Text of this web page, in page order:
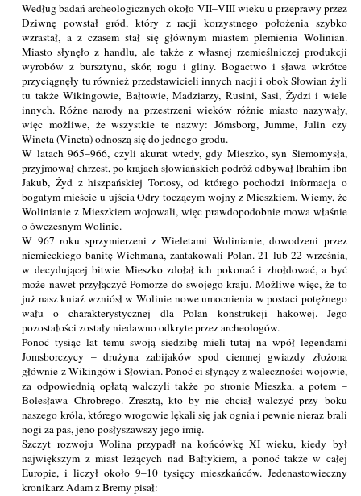
Według badań archeologicznych około VII–VIII wieku u przeprawy przez
Dziwnę powstał gród, który z racji korzystnego położenia szybko
wzrastał, a z czasem stał się głównym miastem plemienia Wolinian.
Miasto słynęło z handlu, ale także z własnej rzemieślniczej produkcji
wyrobów z bursztynu, skór, rogu i gliny. Bogactwo i sława wkrótce
przyciągnęły tu również przedstawicieli innych nacji i obok Słowian żyli
tu także Wikingowie, Bałtowie, Madziarzy, Rusini, Sasi, Żydzi i wiele
innych. Różne narody na przestrzeni wieków różnie miasto nazywały,
więc możliwe, że wszystkie te nazwy: Jómsborg, Jumme, Julin czy
Wineta (Vineta) odnoszą się do jednego grodu.
W latach 965–966, czyli akurat wtedy, gdy Mieszko, syn Siemomysła,
przyjmował chrzest, po krajach słowiańskich podróż odbywał Ibrahim ibn
Jakub, Żyd z hiszpańskiej Tortosy, od którego pochodzi informacja o
bogatym mieście u ujścia Odry toczącym wojny z Mieszkiem. Wiemy, że
Wolinianie z Mieszkiem wojowali, więc prawdopodobnie mowa właśnie
o ówczesnym Wolinie.
W 967 roku sprzymierzeni z Wieletami Wolinianie, dowodzeni przez
niemieckiego banitę Wichmana, zaatakowali Polan. 21 lub 22 września,
w decydującej bitwie Mieszko zdołał ich pokonać i zhołdować, a być
może nawet przyłączyć Pomorze do swojego kraju. Możliwe więc, że to
już nasz kniaź wzniósł w Wolinie nowe umocnienia w postaci potężnego
wału o charakterystycznej dla Polan konstrukcji hakowej. Jego
pozostałości zostały niedawno odkryte przez archeologów.
Ponoć tysiąc lat temu swoją siedzibę mieli tutaj na wpół legendarni
Jomsborczycy – drużyna zabijaków spod ciemnej gwiazdy złożona
głównie z Wikingów i Słowian. Ponoć ci słynący z waleczności wojowie,
za odpowiednią opłatą walczyli także po stronie Mieszka, a potem –
Bolesława Chrobrego. Zresztą, kto by nie chciał walczyć przy boku
naszego króla, którego wrogowie lękali się jak ognia i pewnie nieraz brali
nogi za pas, jeno posłyszawszy jego imię.
Szczyt rozwoju Wolina przypadł na końcówkę XI wieku, kiedy był
największym z miast leżących nad Bałtykiem, a ponoć także w całej
Europie, i liczył około 9–10 tysięcy mieszkańców. Jedenastowieczny
kronikarz Adam z Bremy pisał: